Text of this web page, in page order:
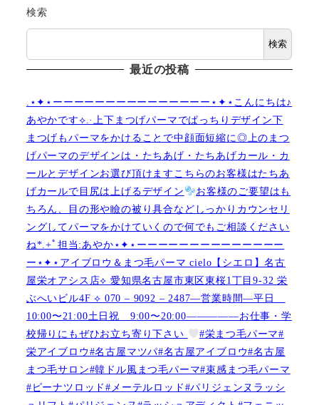
検索
検索
最近の投稿
.⋆✦⋆ーーーーーーーーーーーーーーー⋆✦⋆こんにちは♪
あやかです︎⟡.·上下まつげパーマでぱっちりデザイン下
まつげもパーマをかけることで中顔面短縮に◎上のまつ
げパーマのデザインは・たちあげ・たちあげカール・カ
ールとデザインお選び頂けますこちらのお客様はたちあ
げカールで目尻は上げるデザイン
お客様のご要望はも
ちろん、目の形や瞼の被り具合などしっかりカウンセリ
ングしてパーマをかけていくので何でもご相談ください
ね︎︎︎*.+ﾟ担当:あやか⋆✦⋆ーーーーーーーーーーーーーー
ー⋆✦⋆アイブロウ＆まつ毛パーマ cielo【シエロ】名古
屋栄オアシス店︎︎⟡ 愛知県名古屋市東区東桜1丁目9-32 栄
ぶへいビル4F ︎︎⟡ 070 – 9092 – 2487—営業時間—平日
10:00〜21:00土日祝 9:00〜20:00—————お仕事・学
校帰りにもぜひお立ち寄り下さい
#栄まつ毛パーマ#
栄アイブロウ#名古屋マツパ#名古屋アイブロウ#名古屋
まつ毛サロン#韓ドル風まつ毛パーマ#束感まつ毛パーマ
#ピーナツロッド#メーテルロッド#パリジェンヌラッシ